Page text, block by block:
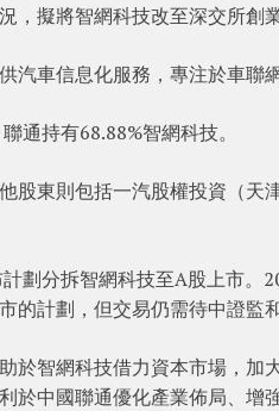
，擬將智網科技改至深交所創業
汽車信息化服務，專注於車聯
通持有68.88%智網科技。
股東則包括一汽股權投資（天
劃分拆智網科技至A股上市。
的計劃，但交易仍需待中證監
於智網科技借力資本市場，
於中國聯通優化產業佈局、